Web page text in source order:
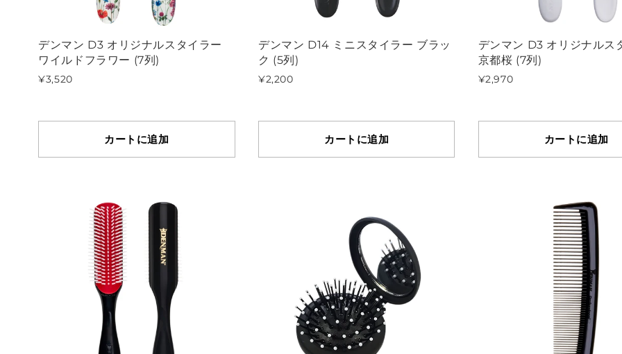
デンマン D3 オリジナルスタイラー
ワイルドフラワー (7列)
¥3,520
カートに追加
デンマン D14 ミニスタイラー ブラッ
ク (5列)
¥2,200
カートに追加
デンマン D3 オリジナルス
京都桜 (7列)
¥2,970
カートに追加